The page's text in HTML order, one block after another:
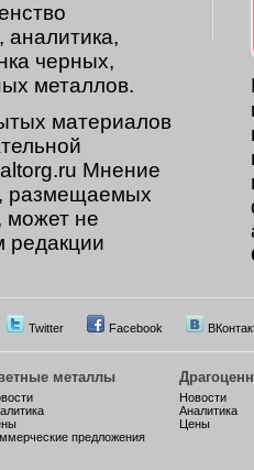
аналитика,
черных,
металлов.
материалов
Мнение
размещаемых
может не
редакции
Twitter Facebook
металлы
предложения
Новости
Аналитика
Цены